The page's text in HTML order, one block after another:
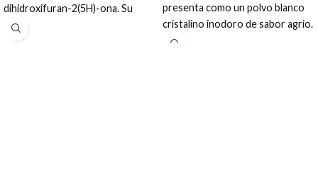
dihidroxifuran-2(5H)-ona. Su
fórmula es C6H8O6, se presenta
como un
presenta como un polvo blanco
cristalino inodoro de sabor agrio.